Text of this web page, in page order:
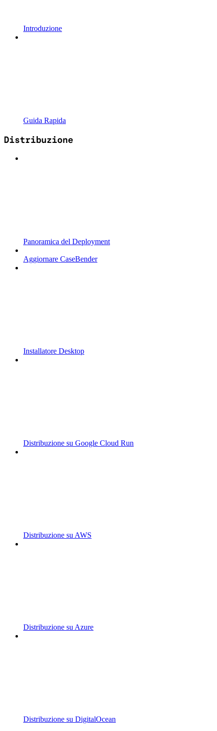
Introduzione
Guida Rapida
Distribuzione
Panoramica del Deployment
Aggiornare CaseBender
Installatore Desktop
Distribuzione su Google Cloud Run
Distribuzione su AWS
Distribuzione su Azure
Distribuzione su DigitalOcean